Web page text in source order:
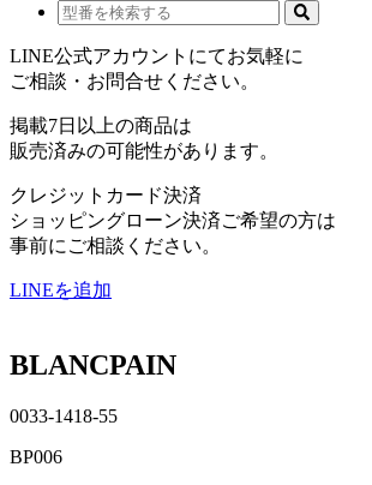
LINE公式アカウントにてお気軽に
ご相談・お問合せください。
掲載7日以上の商品は
販売済みの可能性があります。
クレジットカード決済
ショッピングローン決済ご希望の方は
事前にご相談ください。
LINEを追加
BLANCPAIN
0033-1418-55
BP006